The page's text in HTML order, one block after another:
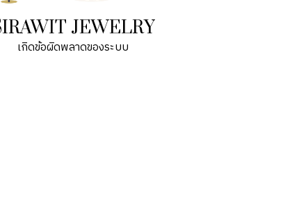
JEWELRY
เกิดข้อผิดพลาดของระบบ